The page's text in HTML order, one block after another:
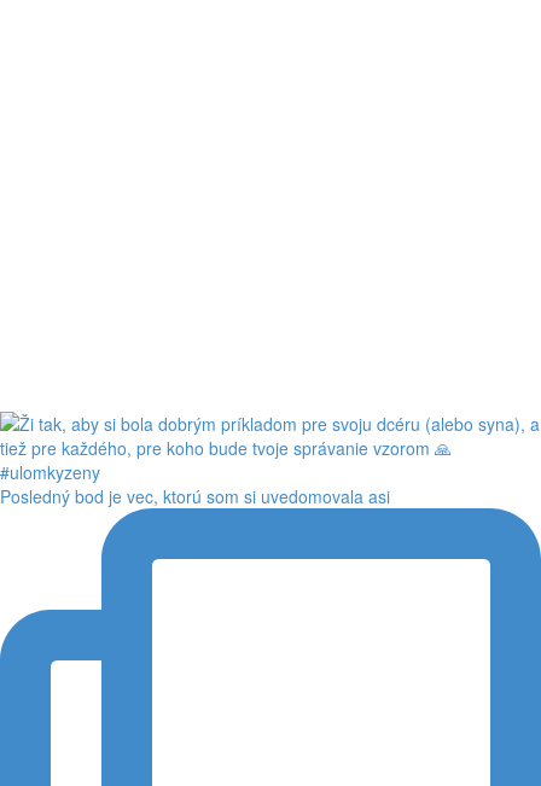
Posledný bod je vec, ktorú som si uvedomovala asi